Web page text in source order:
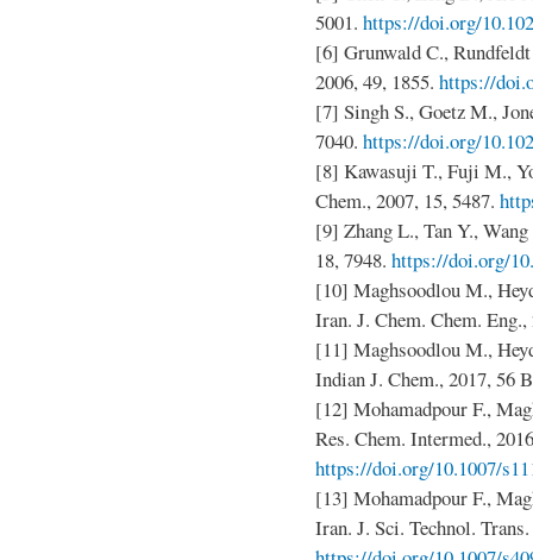
5001. https://doi.org/
[6] Grunwald C.,
2006, 49, 1855. https://
[7] Singh S., Goetz M.,
7040. https://doi.org/
[8] Kawasuji T., Fuji M.,
Chem., 2007, 15, 5487.
[9] Zhang L., Tan Y.,
18, 7948. https://doi.org/
[10] Maghsoodlou M.,
Iran. J. Chem. Chem.
[11] Maghsoodlou M.,
Indian J. Chem., 2017, 56
[12] Mohamadpour F.,
Res. Chem. Intermed.,
https://doi.org/10.1007/
[13] Mohamadpour F.,
Iran. J. Sci. Technol.